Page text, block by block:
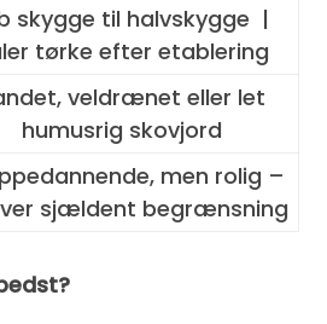
skygge til halvskygge |
tørke efter etablering
veldrænet eller let
humusrig skovjord
men rolig –
sjældent begrænsning